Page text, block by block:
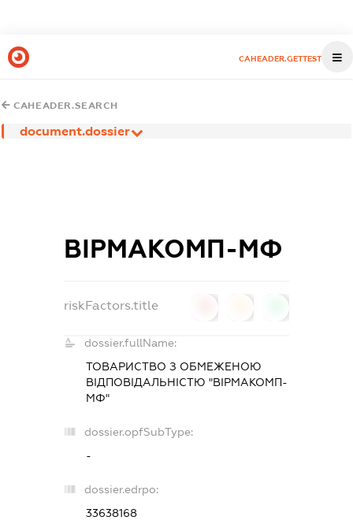
CAHEADER.GETTEST
CAHEADER.SEARCH
document.dossier
ВІРМАКОМП-МФ
riskFactors.title
dossier.fullName:
ТОВАРИСТВО З ОБМЕЖЕНОЮ
ВІДПОВІДАЛЬНІСТЮ "ВІРМАКОМП-
МФ"
dossier.opfSubType:
-
dossier.edrpo:
33638168